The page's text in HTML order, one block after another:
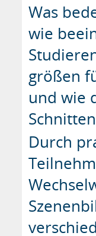
Was
wie
größen
und wie
Durch